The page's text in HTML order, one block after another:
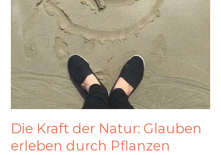
Die Kraft der Natur: Glauben
erleben durch Pflanzen